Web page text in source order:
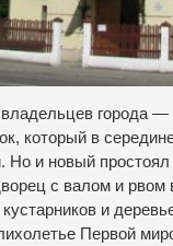
города
который в
Но и новый
с валом и рвом
и
Первой